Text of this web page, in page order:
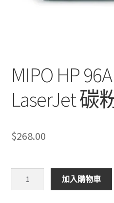
MIPO HP
LaserJet 碳
$268.00
加入購物車